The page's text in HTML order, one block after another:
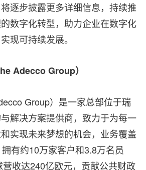
逐步披露更多详细信息，持续推
数字化转型，助力企业在数字化
现可持续发展。
Adecco Group）
Group）是一家总部位于瑞
解决方案提供商，致力于为每一
实现未来梦想的机会，业务覆盖
有约10万家客户和3.8万名员
收达240亿欧元，贡献公共财政